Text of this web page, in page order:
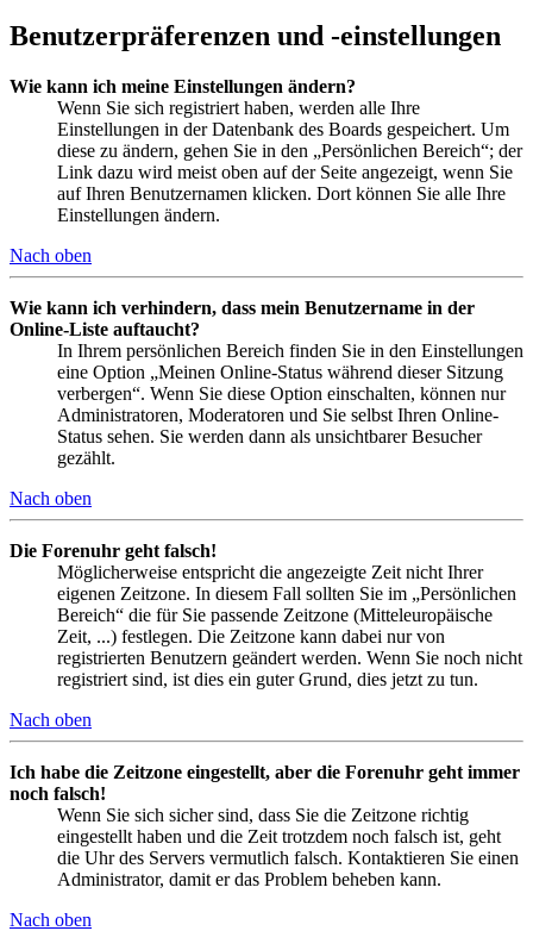
Benutzerpräferenzen und -einstellungen
Wie kann ich meine Einstellungen ändern?
Wenn Sie sich registriert haben, werden alle Ihre
Einstellungen in der Datenbank des Boards gespeichert. Um
diese zu ändern, gehen Sie in den „Persönlichen Bereich“; der
Link dazu wird meist oben auf der Seite angezeigt, wenn Sie
auf Ihren Benutzernamen klicken. Dort können Sie alle Ihre
Einstellungen ändern.
Nach oben
Wie kann ich verhindern, dass mein Benutzername in der
Online-Liste auftaucht?
In Ihrem persönlichen Bereich finden Sie in den Einstellungen
eine Option „Meinen Online-Status während dieser Sitzung
verbergen“. Wenn Sie diese Option einschalten, können nur
Administratoren, Moderatoren und Sie selbst Ihren Online-
Status sehen. Sie werden dann als unsichtbarer Besucher
gezählt.
Nach oben
Die Forenuhr geht falsch!
Möglicherweise entspricht die angezeigte Zeit nicht Ihrer
eigenen Zeitzone. In diesem Fall sollten Sie im „Persönlichen
Bereich“ die für Sie passende Zeitzone (Mitteleuropäische
Zeit, ...) festlegen. Die Zeitzone kann dabei nur von
registrierten Benutzern geändert werden. Wenn Sie noch nicht
registriert sind, ist dies ein guter Grund, dies jetzt zu tun.
Nach oben
Ich habe die Zeitzone eingestellt, aber die Forenuhr geht immer
noch falsch!
Wenn Sie sich sicher sind, dass Sie die Zeitzone richtig
eingestellt haben und die Zeit trotzdem noch falsch ist, geht
die Uhr des Servers vermutlich falsch. Kontaktieren Sie einen
Administrator, damit er das Problem beheben kann.
Nach oben